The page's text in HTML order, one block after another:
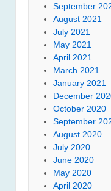
September
August 2021
July 2021
May 2021
April 2021
March 2021
January 2021
December
October 2020
September
August 2020
July 2020
June 2020
May 2020
April 2020